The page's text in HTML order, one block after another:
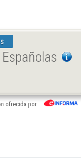
ofrecida por